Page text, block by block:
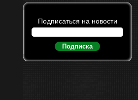
Подписаться на новости
Подписка